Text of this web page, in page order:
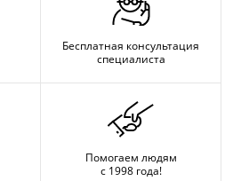
Бесплатная консультация
специалиста
Помогаем людям
с 1998 года!